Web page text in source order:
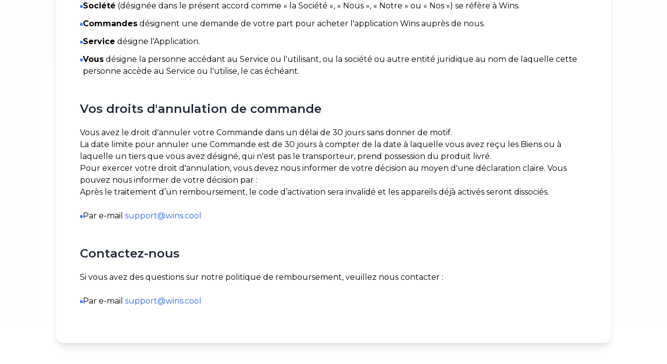
Société (désignée dans le présent accord comme « la Société », « Nous », « Notre » ou « Nos ») se réfère à Wins.
Commandes désignent une demande de votre part pour acheter l'application Wins auprès de nous.
Service désigne l'Application.
Vous désigne la personne accédant au Service ou l'utilisant, ou la société ou autre entité juridique au nom de laquelle cette
personne accède au Service ou l'utilise, le cas échéant.
Vos droits d'annulation de commande
Vous avez le droit d'annuler votre Commande dans un délai de 30 jours sans donner de motif.
La date limite pour annuler une Commande est de 30 jours à compter de la date à laquelle vous avez reçu les Biens ou à
laquelle un tiers que vous avez désigné, qui n'est pas le transporteur, prend possession du produit livré.
Pour exercer votre droit d'annulation, vous devez nous informer de votre décision au moyen d'une déclaration claire. Vous
pouvez nous informer de votre décision par :
Après le traitement d’un remboursement, le code d’activation sera invalidé et les appareils déjà activés seront dissociés.
Par e-mail support@wins.cool
Contactez-nous
Si vous avez des questions sur notre politique de remboursement, veuillez nous contacter :
Par e-mail support@wins.cool